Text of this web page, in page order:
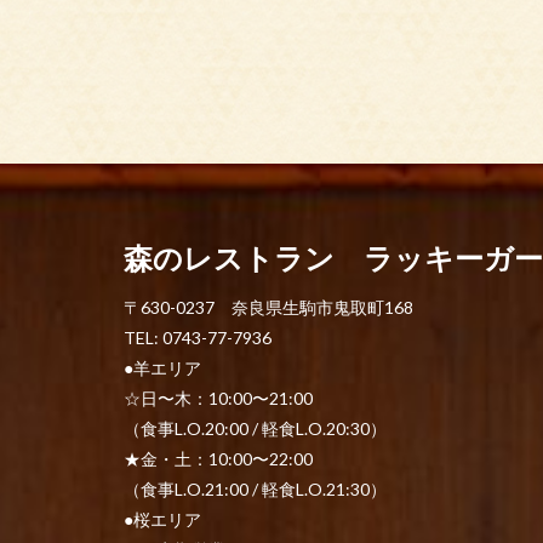
森のレストラン ラッキーガ
〒630-0237 奈良県生駒市鬼取町168
TEL: 0743-77-7936
●羊エリア
☆日〜木：10:00〜21:00
（食事L.O.20:00 / 軽食L.O.20:30）
★金・土：10:00〜22:00
（食事L.O.21:00 / 軽食L.O.21:30）
●桜エリア